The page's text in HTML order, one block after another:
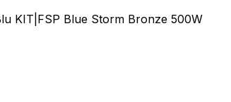
KIT|FSP Blue Storm Bronze 500W